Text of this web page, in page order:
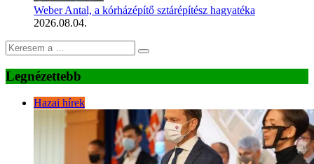
Weber Antal, a kórházépítő sztárépítész hagyatéka
2026.08.04.
Legnézettebb
Hazai hírek